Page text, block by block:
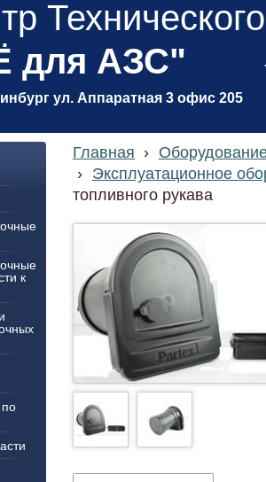
ул. Аппаратная 3 офис 205
для АЗС"
к
Главная ›
› Эксплуатационное
топливного рукава